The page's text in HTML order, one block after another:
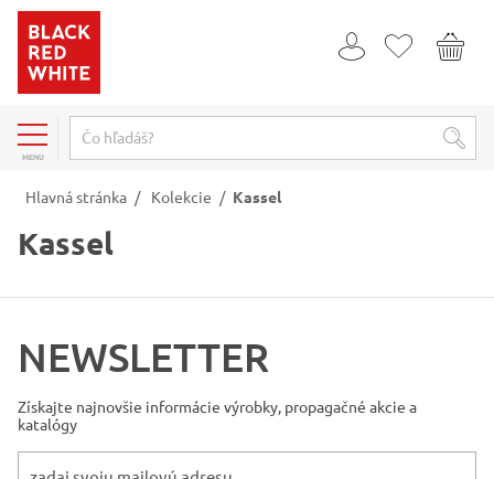
MENU
Hlavná stránka / Kolekcie / Kassel
Kassel
NEWSLETTER
Získajte najnovšie informácie výrobky, propagačné akcie a
katalógy